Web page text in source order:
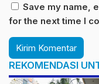
Save my name,
for the next time I
REKOMENDASI